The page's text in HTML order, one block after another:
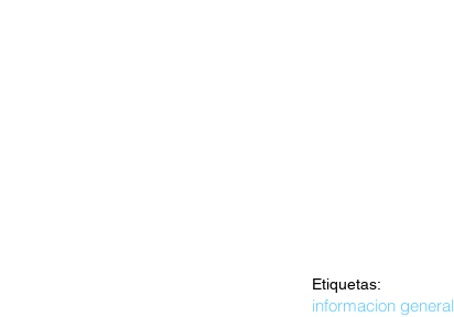
Etiquetas:
informacion general